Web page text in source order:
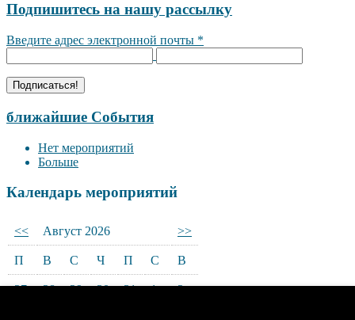
Подпишитесь на нашу рассылку
Введите адрес электронной почты *
ближайшие События
Нет мероприятий
Больше
Календарь мероприятий
<< Август 2026 >>
П В С Ч П С В
27 28 29 30 31 1 2